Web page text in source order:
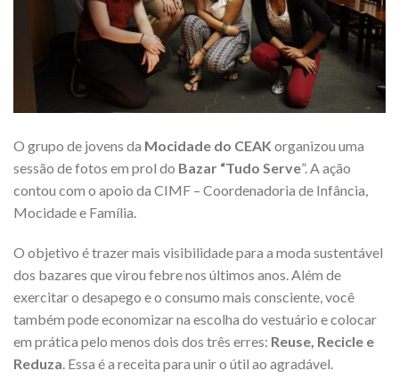
O grupo de jovens da Mocidade do CEAK organizou uma
sessão de fotos em prol do Bazar “Tudo Serve”. A ação
contou com o apoio da CIMF – Coordenadoria de Infância,
Mocidade e Família.
O objetivo é trazer mais visibilidade para a moda sustentável
dos bazares que virou febre nos últimos anos. Além de
exercitar o desapego e o consumo mais consciente, você
também pode economizar na escolha do vestuário e colocar
em prática pelo menos dois dos três erres: Reuse, Recicle e
Reduza . Essa é a receita para unir o útil ao agradável.